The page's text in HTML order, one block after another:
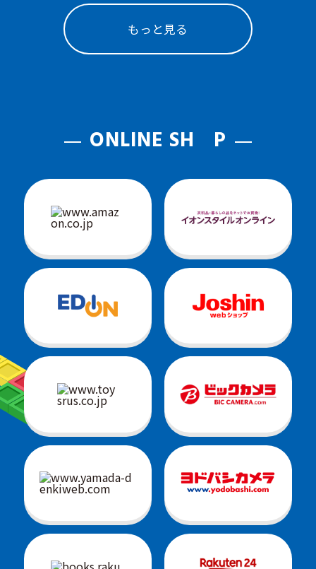
もっと見る
ONLINE SH P